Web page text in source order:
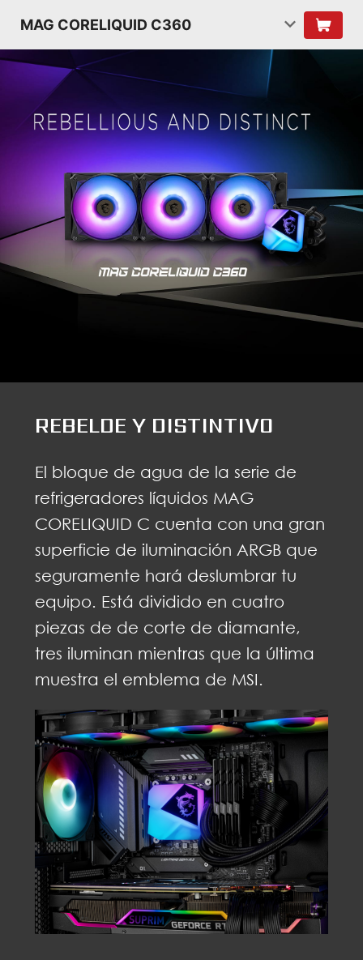
MAG CORELIQUID C360
REBELDE Y DISTINTIVO
El bloque de agua de la serie de
refrigeradores líquidos MAG
CORELIQUID C cuenta con una gran
superficie de iluminación ARGB que
seguramente hará deslumbrar tu
equipo. Está dividido en cuatro
piezas de de corte de diamante,
tres iluminan mientras que la última
muestra el emblema de MSI.